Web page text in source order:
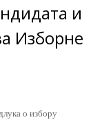
и
Изборне
о избору